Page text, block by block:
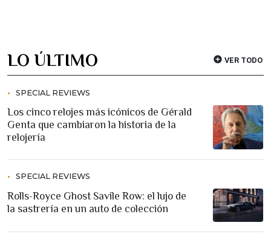
LO ÚLTIMO VER TODO
SPECIAL REVIEWS
Los cinco relojes más icónicos de Gérald
Genta que cambiaron la historia de la
relojería
SPECIAL REVIEWS
Rolls-Royce Ghost Savile Row: el lujo de
la sastrería en un auto de colección